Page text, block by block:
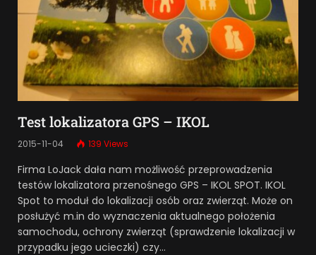
Test lokalizatora GPS – IKOL
2015-11-04 139 Views
Firma LoJack dała nam możliwość przeprowadzenia
testów lokalizatora przenośnego GPS – IKOL SPOT. IKOL
Spot to moduł do lokalizacji osób oraz zwierząt. Może on
posłużyć m.in do wyznaczenia aktualnego położenia
samochodu, ochrony zwierząt (sprawdzenie lokalizacji w
przypadku jego ucieczki) czy…